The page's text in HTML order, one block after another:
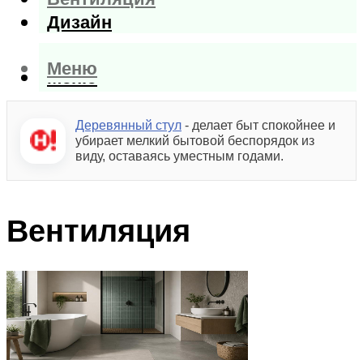
Дизайн
Меню
Меню
Деревянный стул - делает быт спокойнее и
убирает мелкий бытовой беспорядок из
виду, оставаясь уместным годами.
Вентиляция